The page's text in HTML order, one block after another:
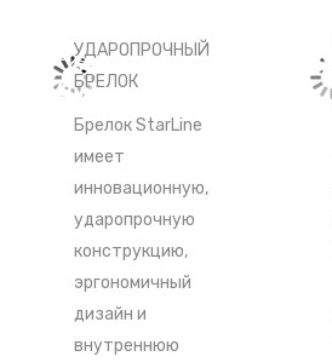
УДАРОПРОЧНЫЙ
БРЕЛОК
Брелок StarLine
имеет
инновационную,
ударопрочную
конструкцию,
эргономичный
дизайн и
внутреннюю